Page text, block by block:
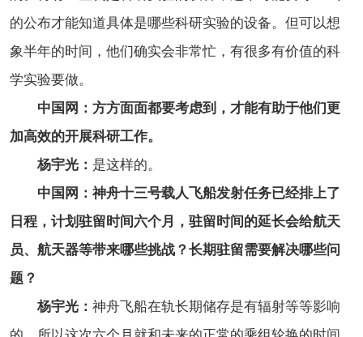
的公布才能知道具体是哪些科研实验的设备。但可以想
象半年的时间，他们确实会非常忙，有很多有价值的科
学实验要做。
中国网：方方面面都要考虑到，才能有助于他们更
加高效的开展科研工作。
杨宇光： 是这样的。
中国网：神舟十三号载人飞船发射任务已经排上了
日程，计划驻留时间六个月，驻留时间的延长会给航天
员、航天器等带来哪些挑战？长期驻留需要解决哪些问
题？
杨宇光： 神舟飞船在轨长期储存是有辐射等等影响